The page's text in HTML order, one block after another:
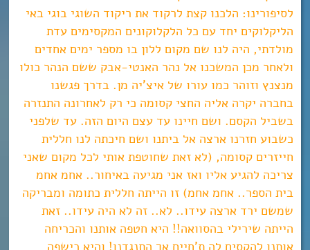
לסיפורינו: הלכנו קצת לרקוד את ריקוד השוגי בוגי באי
הליקלוקים יחד עם כל הלקלוקונים המקסימים עדת
מולדתי, היה לנו שם מקום ללון בו מספר ימים אחדים
ולאחר מכן המשכנו אל נהר האנטי-אבק ששם הנהר כולו
מנצנץ וזוהר כמו עורו של איצ’יה מן. בדרך פגשנו
בחברה יקרה אליה החצי קסומה כי רק לאחרונה התנזרה
בשביל הקסם. ושם חיינו עד עצם היום הזה. עד שלפני
כשבוע חזרנו ארצה אל ביתנו ושם חיכתה לנו חללית
חייזרים קסומה, (לא זאת שחוטפת אותי לכל מקום שאני
צריכה להגיע אליו ואז אני מגיעה באיחור.. אחמ אחמ
בית הספר.. אחמ אחמ) זו הייתה חללית כתומה ומבריקה
שמשם ירד ארצה עידו.. לא.. זה לא היה עידו.. זאת
הייתה שירילי בהסוואה!! היא חטפה אותנו והכריחה